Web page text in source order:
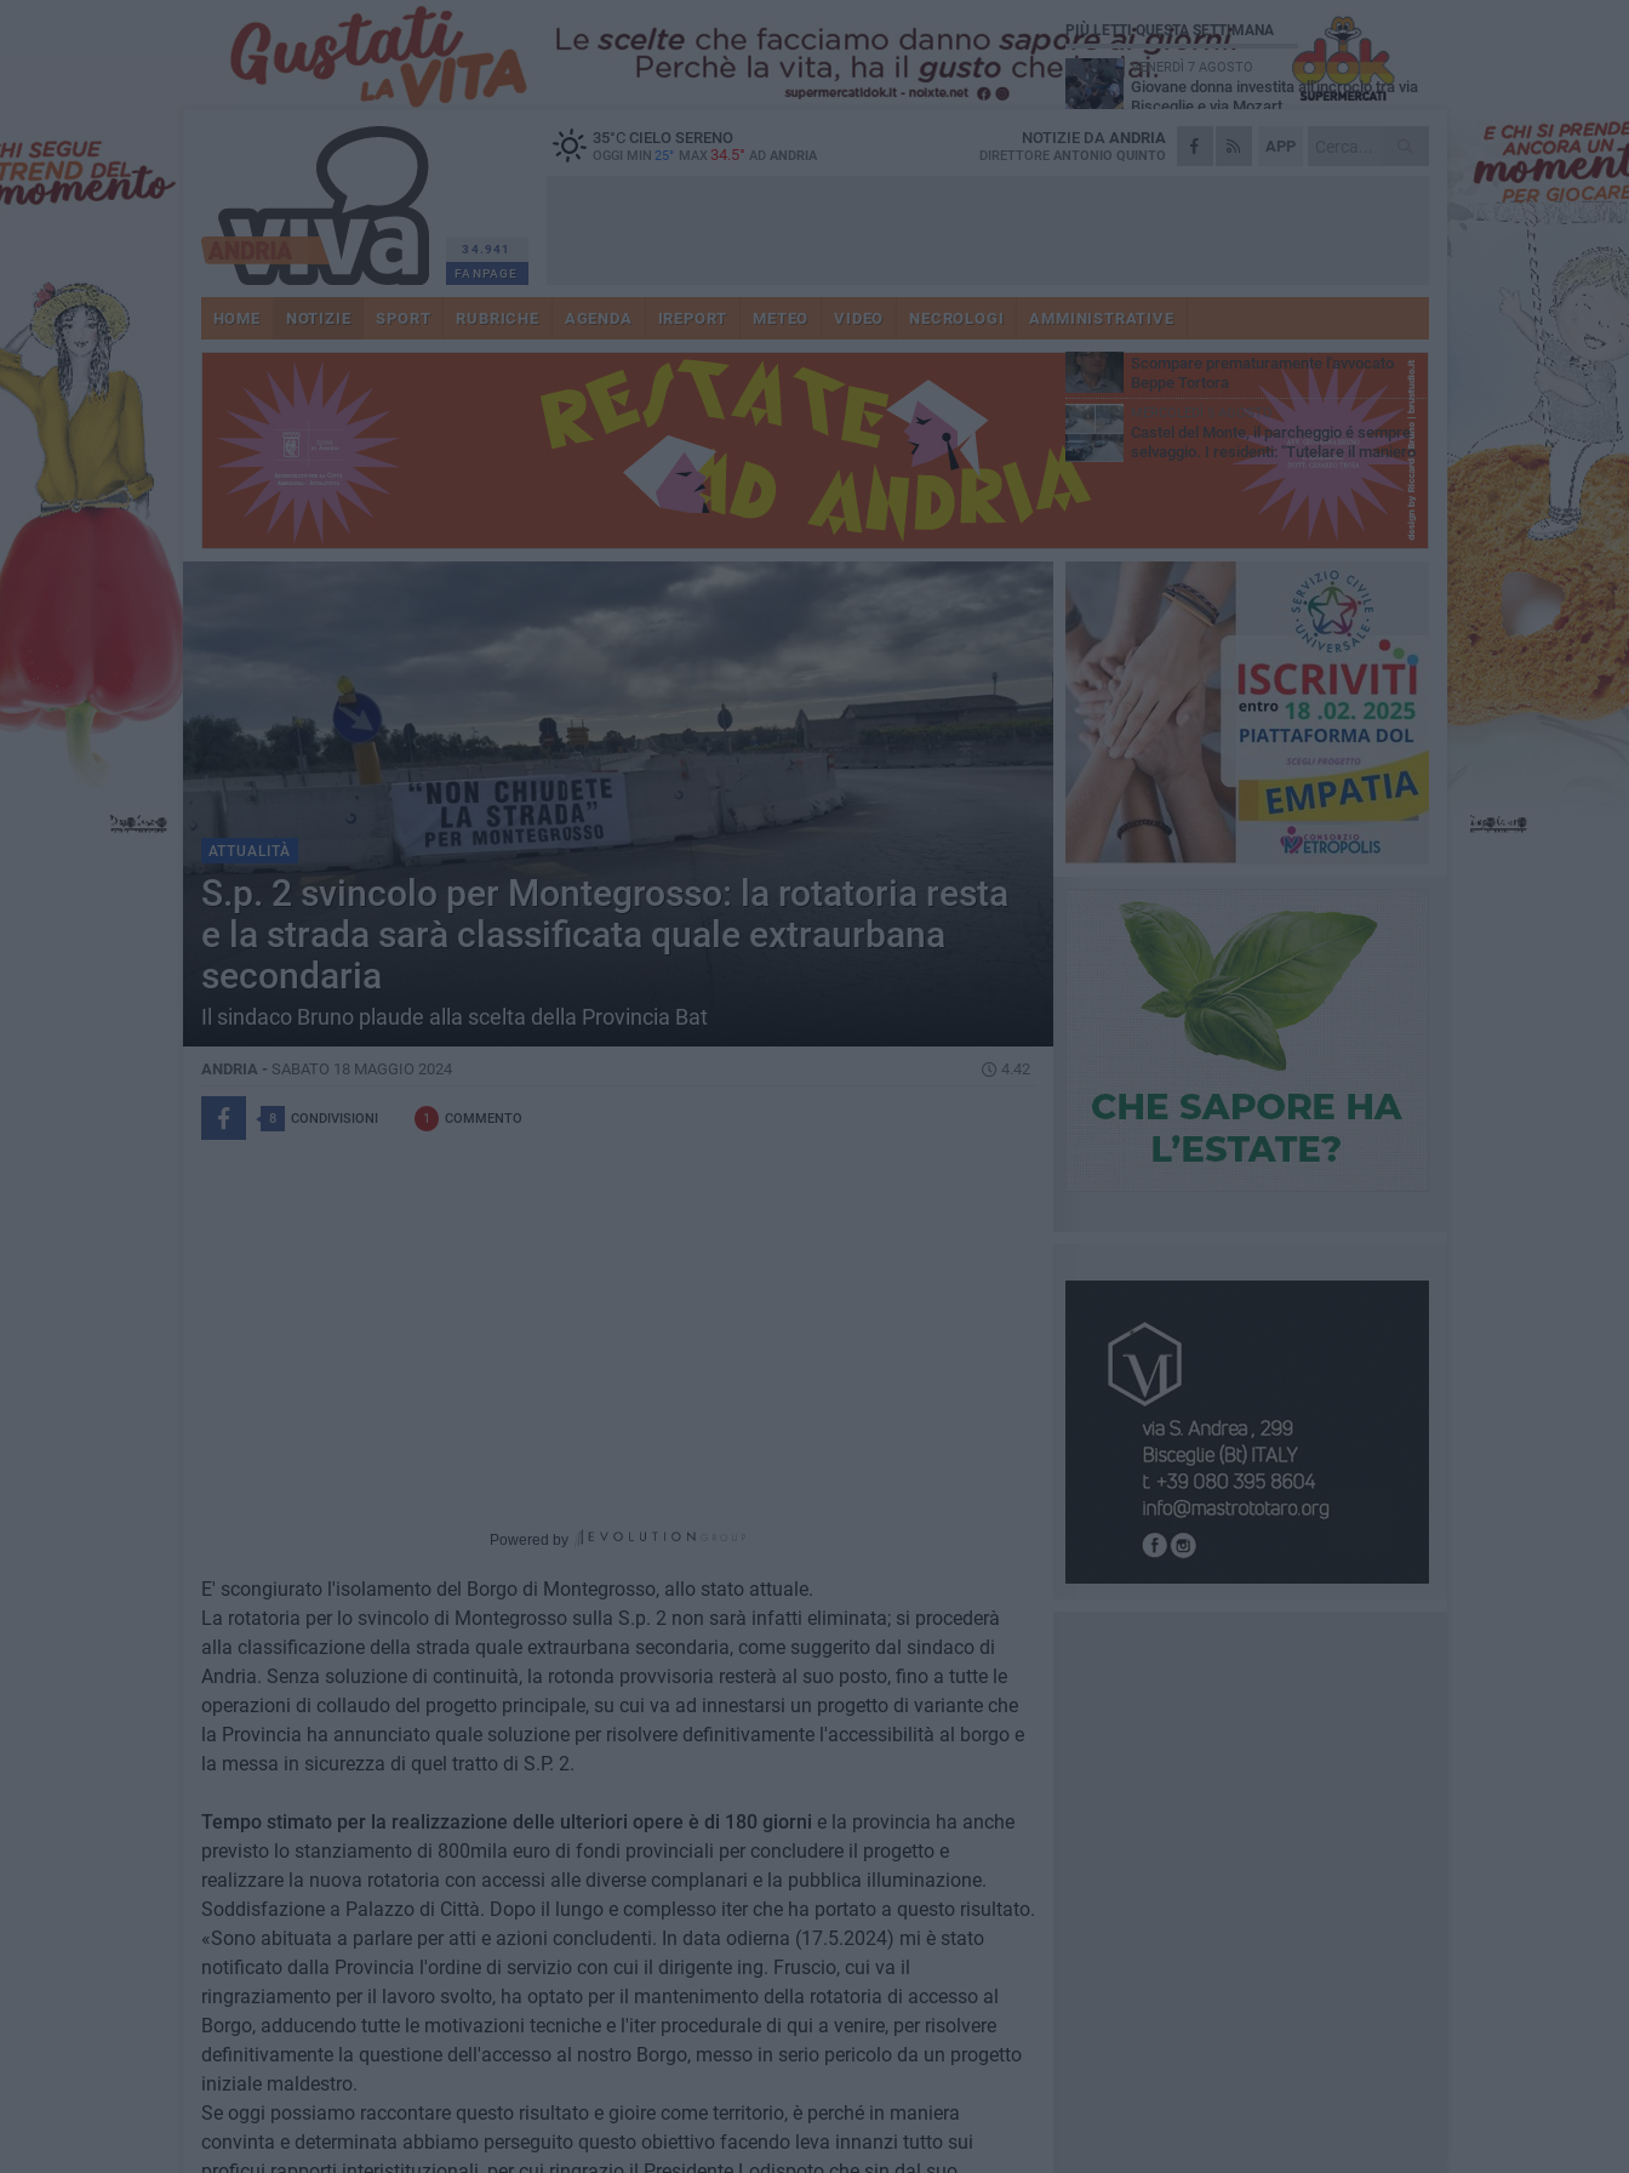
34.941
FANPAGE
35°CCIELO SERENO
OGGI MIN 25° MAX 34.5° AD ANDRIA
APP
NOTIZIE DA ANDRIA
DIRETTORE ANTONIO QUINTO
HOME NOTIZIE SPORT RUBRICHE AGENDA IREPORT METEO VIDEO NECROLOGI AMMINISTRATIVE
ATTUALITÀ
S.p. 2 svincolo per Montegrosso: la rotatoria resta
e la strada sarà classificata quale extraurbana
secondaria
Il sindaco Bruno plaude alla scelta della Provincia Bat
ANDRIA - SABATO 18 MAGGIO 2024 4.42
8 CONDIVISIONI 1 COMMENTO
Powered by
E' scongiurato l'isolamento del Borgo di Montegrosso, allo stato attuale.
La rotatoria per lo svincolo di Montegrosso sulla S.p. 2 non sarà infatti eliminata; si procederà
alla classificazione della strada quale extraurbana secondaria, come suggerito dal sindaco di
Andria. Senza soluzione di continuità, la rotonda provvisoria resterà al suo posto, fino a tutte le
operazioni di collaudo del progetto principale, su cui va ad innestarsi un progetto di variante che
la Provincia ha annunciato quale soluzione per risolvere definitivamente l'accessibilità al borgo e
la messa in sicurezza di quel tratto di S.P. 2.
Tempo stimato per la realizzazione delle ulteriori opere è di 180 giorni e la provincia ha anche
previsto lo stanziamento di 800mila euro di fondi provinciali per concludere il progetto e
realizzare la nuova rotatoria con accessi alle diverse complanari e la pubblica illuminazione.
Soddisfazione a Palazzo di Città. Dopo il lungo e complesso iter che ha portato a questo risultato.
«Sono abituata a parlare per atti e azioni concludenti. In data odierna (17.5.2024) mi è stato
notificato dalla Provincia l'ordine di servizio con cui il dirigente ing. Fruscio, cui va il
ringraziamento per il lavoro svolto, ha optato per il mantenimento della rotatoria di accesso al
Borgo, adducendo tutte le motivazioni tecniche e l'iter procedurale di qui a venire, per risolvere
definitivamente la questione dell'accesso al nostro Borgo, messo in serio pericolo da un progetto
iniziale maldestro.
Se oggi possiamo raccontare questo risultato e gioire come territorio, è perché in maniera
convinta e determinata abbiamo perseguito questo obiettivo facendo leva innanzi tutto sui
PIÙ LETTI QUESTA SETTIMANA
VENERDÌ 7 AGOSTO
Giovane donna investita all'incrocio tra via
Bisceglie e via Mozart
MARTEDÌ 4 AGOSTO
Cattivo odore dall’abitazione, la macabra
Andria saluta mons. Agostino Superbo:
celebrati i funerali - FOTO
GIOVEDÌ 30 LUGLIO
Scompare prematuramente l'avvocato
Beppe Tortora
MERCOLEDÌ 5 AGOSTO
Castel del Monte, il parcheggio é sempre
selvaggio. I residenti: "Tutelare il maniero
tra vivibilità e rispetto del paesaggio"